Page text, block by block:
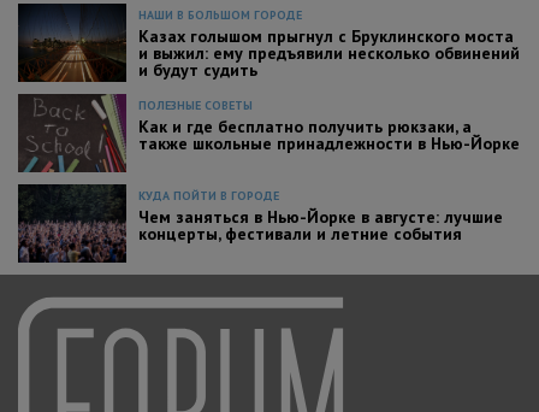
ПОЛЕЗНЫЕ СОВЕТЫ
Как и где бесплатно получить рюкзаки, а
также школьные принадлежности в Нью-Йорке
НАШИ В БОЛЬШОМ ГОРОДЕ
Казах голышом прыгнул с Бруклинского моста
и выжил: ему предъявили несколько обвинений
и будут судить
КУДА ПОЙТИ В ГОРОДЕ
Чем заняться в Нью-Йорке в августе: лучшие
концерты, фестивали и летние события